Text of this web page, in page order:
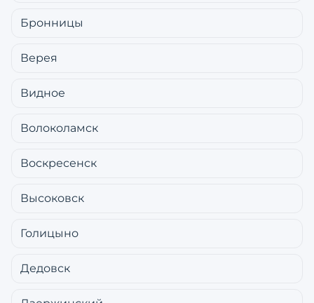
Бронницы
Верея
Видное
Волоколамск
Воскресенск
Высоковск
Голицыно
Дедовск